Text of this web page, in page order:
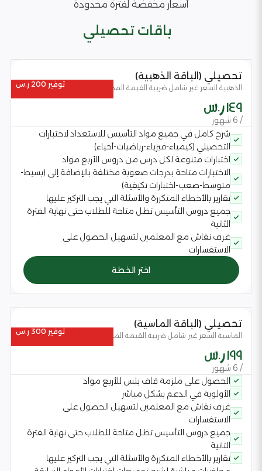
أسعار مخفضة لفترة محدودة
باقات تحصيلي
تحصيلي (الباقة الذهبية)
الذهبية السعر غير شامل ضريبة القيمة المضافة
149 ر.س
/ 6 شهور
شرح كامل في جميع مواد التأسيس للاستعداد لاختبارات
التحصيلي (كيمياء-فيزياء-رياضيات-أحياء)
اختبارات متنوعة لكل درس من دروس الأربع مواد
الاختبارات متاحة بدرجات صعوبة مختلفة بالإضافة إلى (بسيط-
متوسط-صعب-اختبارات تكيفية)
تقارير بالأخطاء المتكررة والأسئلة التي يجب التركيز عليها
جميع دروس التأسيس تظل متاحة للطلاب حتى نهاية الفترة
الثانية
غرف نقاش مع المعلمين لتسهيل الحصول على
الاستفسارات
توفير 200 ر.س
اختر الخطة
تحصيلي (الباقة الماسية)
الماسية السعر غير شامل ضريبة القيمة المضافة
199 ر.س
/ 6 شهور
الحصول على ملزمة قاف بلس للأربع مواد
الأولوية في الدعم بشكل مباشر
غرف نقاش مع المعلمين لتسهيل الحصول على
الاستفسارات
جميع دروس التأسيس تظل متاحة للطلاب حتى نهاية الفترة
الثانية
تقارير بالأخطاء المتكررة والأسئلة التي يجب التركيز عليها
توفير 300 ر.س